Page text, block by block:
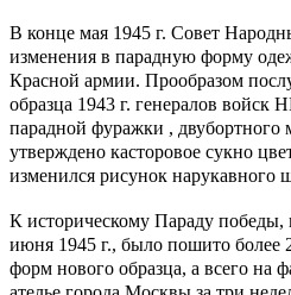
В конце мая 1945 г. Совет
изменения в парадную форму
Красной армии. Прообразом
образца 1943 г. генералов
парадной фуражки ,
утверждено касторовое сукно
изменился рисунок нарукавного
К историческому Параду
июня 1945 г., было пошито более
форм нового образца, а всего на